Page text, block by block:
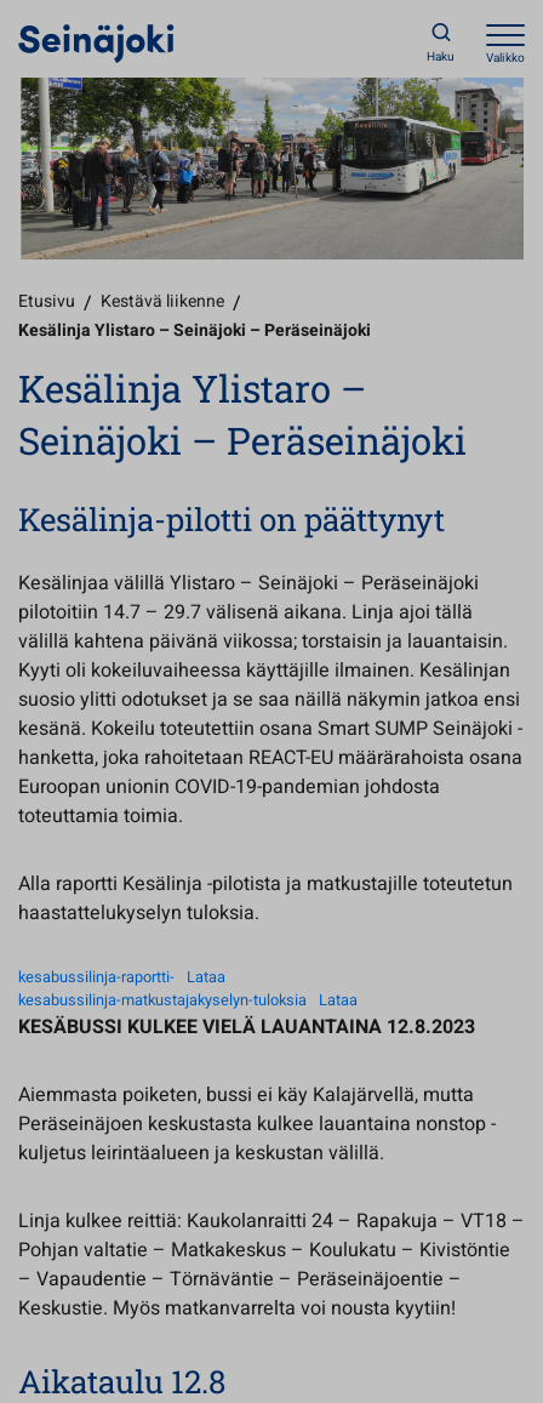
Haku Valikko
Etusivu / Kestävä liikenne /
Kesälinja Ylistaro – Seinäjoki – Peräseinäjoki
Kesälinja Ylistaro –
Seinäjoki – Peräseinäjoki
Kesälinja-pilotti on päättynyt
Kesälinjaa välillä Ylistaro – Seinäjoki – Peräseinäjoki
pilotoitiin 14.7 – 29.7 välisenä aikana. Linja ajoi tällä
välillä kahtena päivänä viikossa; torstaisin ja lauantaisin.
Kyyti oli kokeiluvaiheessa käyttäjille ilmainen. Kesälinjan
suosio ylitti odotukset ja se saa näillä näkymin jatkoa ensi
kesänä. Kokeilu toteutettiin osana Smart SUMP Seinäjoki -
hanketta, joka rahoitetaan REACT-EU määrärahoista osana
Euroopan unionin COVID-19-pandemian johdosta
toteuttamia toimia.
Alla raportti Kesälinja -pilotista ja matkustajille toteutetun
haastattelukyselyn tuloksia.
kesabussilinja-raportti-
Lataa
kesabussilinja-matkustajakyselyn-tuloksia
Lataa
KESÄBUSSI KULKEE VIELÄ LAUANTAINA 12.8.2023
Aiemmasta poiketen, bussi ei käy Kalajärvellä, mutta
Peräseinäjoen keskustasta kulkee lauantaina nonstop -
kuljetus leirintäalueen ja keskustan välillä.
Linja kulkee reittiä: Kaukolanraitti 24 – Rapakuja – VT18 –
Pohjan valtatie – Matkakeskus – Koulukatu – Kivistöntie
– Vapaudentie – Törnäväntie – Peräseinäjoentie –
Keskustie. Myös matkanvarrelta voi nousta kyytiin!
Aikataulu 12.8